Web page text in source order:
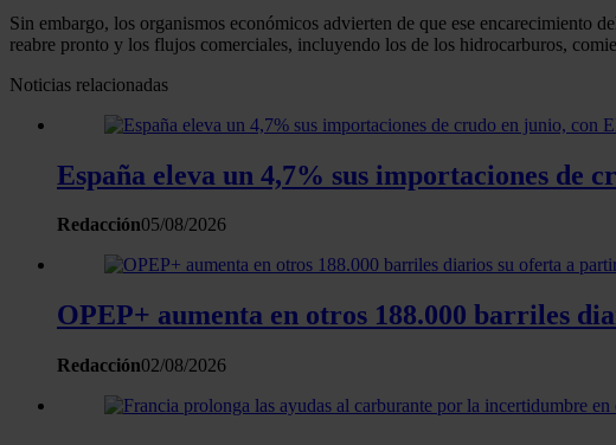
Sin embargo, los organismos económicos advierten de que ese encarecimiento
reabre pronto y los flujos comerciales, incluyendo los de los hidrocarburos,
Noticias relacionadas
España eleva un 4,7% sus importaciones
Redacción05/08/2026
OPEP+ aumenta en otros 188.000 barriles
Redacción02/08/2026